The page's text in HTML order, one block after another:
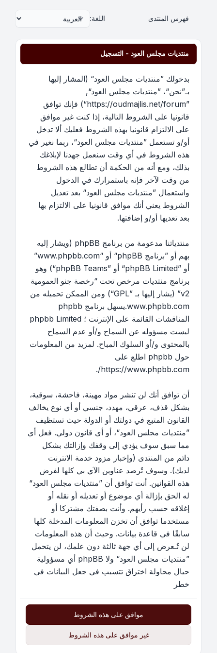
فهرس المنتدى اللغة:
منتديات مجلس العود - التسجيل
بدخولك ”منتديات مجلس العود“ (المشار إليها
بـ”نحن“، ”منتديات مجلس العود“,
”https://oudmajlis.net/forum“) فإنك توافق
قانونيا على الشروط التالية، إذا كنت غير موافق
على الالتزام قانونيا بهذه الشروط فعليك ألا تدخل
أو/و تستعمل ”منتديات مجلس العود“، ربما نغير في
هذه الشروط في أي وقت سنعمل جهدنا لإبلاغك
بذلك، ومع أنه من الحكمة أن تطالع هذه الشروط
من وقت لآخر فإنه باستمرارك في الدخول
واستعمال ”منتديات مجلس العود“ بعد تعديل
الشروط يعني أنك موافق قانونيا على الالتزام بها
بعد تعديها أو/و إضافتها.
منتدياتنا مدعومة من برنامج phpBB (ويشار إليه
بهم أو ”برنامج phpBB“ أو “www.phpbb.com”
أو ”phpBB Limited“ أو ”phpBB Teams“) وهو
برنامج منتديات مرخص تحت “رخصة جنو العمومية
v2” (يشار إليها بـ ”GPL“) ومن الممكن تحميله من
www.phpbb.com
.يسهل برنامج phpbb
المناقشات القائمة على الإنترنت ؛ phpbb Limited
ليست مسؤوله عن السماح و/أو عدم السماح
بالمحتوى و/أو السلوك المباح. لمزيد من المعلومات
حول phpbb اطلع على
https://www.phpbb.com/
.
أن توافق أنك لن تنشر مواد مهينة، فاحشة، سوقية،
بشكل قذف، عرقي، مهدد، جنسي أو أي نوع يخالف
القانون المتبع في دولتك أو الدولة حيث تستظيف
”منتديات مجلس العود“، أو أي قانون دولي. فعل أي
مما سبق سوف يؤدي إلى وقفك وإزالتك بشكل
دائم من المنتدى (وإخبار مزود خدمة الانترنت
لديك). وسوف تُرصد عناوين الآي بي كلها لفرض
هذه القوانين. أنت توافق أن ”منتديات مجلس العود“
له الحق بإزالة أي موضوع أو تعديله أو نقله أو
إغلاقه حسب رأيهم. وأنت بصفتك مشتركا أو
مستخدما توافق أن تخزن المعلومات المدخلة كلها
سابقًا في قاعدة بيانات. وحيث أن هذه المعلومات
لن تُـعرض إلى أي جهة ثالثة دون علمك، لن يتحمل
”منتديات مجلس العود“ ولا phpBB أي مسؤولية
حيال محاولة اختراق تتسبب في جعل البيانات في
خطر
موافق على هذه الشروط
غير موافق على هذه الشروط